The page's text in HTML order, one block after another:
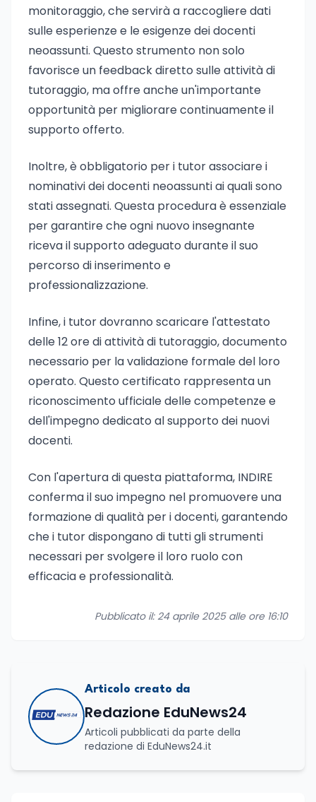
monitoraggio, che servirà a raccogliere dati
sulle esperienze e le esigenze dei docenti
neoassunti. Questo strumento non solo
favorisce un feedback diretto sulle attività di
tutoraggio, ma offre anche un'importante
opportunità per migliorare continuamente il
supporto offerto.
Inoltre, è obbligatorio per i tutor associare i
nominativi dei docenti neoassunti ai quali sono
stati assegnati. Questa procedura è essenziale
per garantire che ogni nuovo insegnante
riceva il supporto adeguato durante il suo
percorso di inserimento e
professionalizzazione.
Infine, i tutor dovranno scaricare l'attestato
delle 12 ore di attività di tutoraggio, documento
necessario per la validazione formale del loro
operato. Questo certificato rappresenta un
riconoscimento ufficiale delle competenze e
dell'impegno dedicato al supporto dei nuovi
docenti.
Con l'apertura di questa piattaforma, INDIRE
conferma il suo impegno nel promuovere una
formazione di qualità per i docenti, garantendo
che i tutor dispongano di tutti gli strumenti
necessari per svolgere il loro ruolo con
efficacia e professionalità.
Pubblicato il: 24 aprile 2025 alle ore 16:10
Articolo creato da
Redazione EduNews24
Articoli pubblicati da parte della
redazione di EduNews24.it